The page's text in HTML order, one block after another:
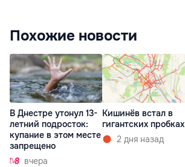
Похожие новости
В Днестре утонул 13-
летний подросток:
купание в этом месте
запрещено
вчера
Кишинёв встал в
гигантских пробках
2 дня назад